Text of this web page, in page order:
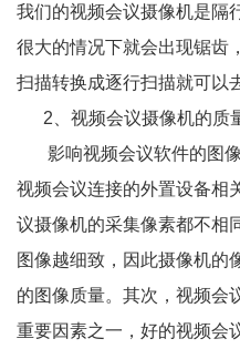
我们的视频会议摄像机是隔
很大的情况下就会出现锯齿
扫描转换成逐行扫描就可以
2、 视频会议摄像机的质
影响视频会议软件的图
视频会议连接的外置设备相
议摄像机的采集像素都不相
图像越细致，因此摄像机的
的图像质量。其次，视频会
重要因素之一，好的视频会